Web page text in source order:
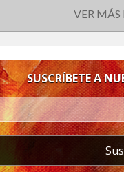
VER MÁS
SUSCRÍBETE A